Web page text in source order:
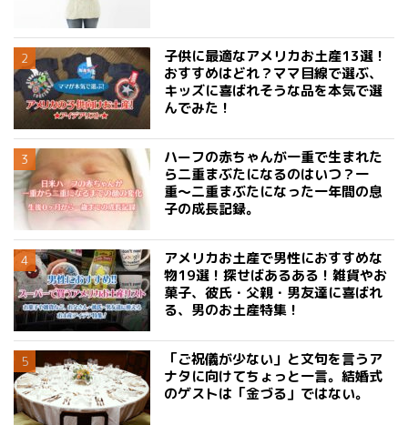
子供に最適なアメリカお土産13選！
おすすめはどれ？ママ目線で選ぶ、
キッズに喜ばれそうな品を本気で選
んでみた！
ハーフの赤ちゃんが一重で生まれた
ら二重まぶたになるのはいつ？一
重〜二重まぶたになった一年間の息
子の成長記録。
アメリカお土産で男性におすすめな
物19選！探せばあるある！雑貨やお
菓子、彼氏・父親・男友達に喜ばれ
る、男のお土産特集！
「ご祝儀が少ない」と文句を言うア
ナタに向けてちょっと一言。結婚式
のゲストは「金づる」ではない。